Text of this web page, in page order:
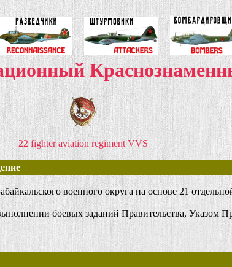
22 fighter aviation regiment VVS
военного округа на основе 21 отдельной
боевых заданий Правительства, Указом